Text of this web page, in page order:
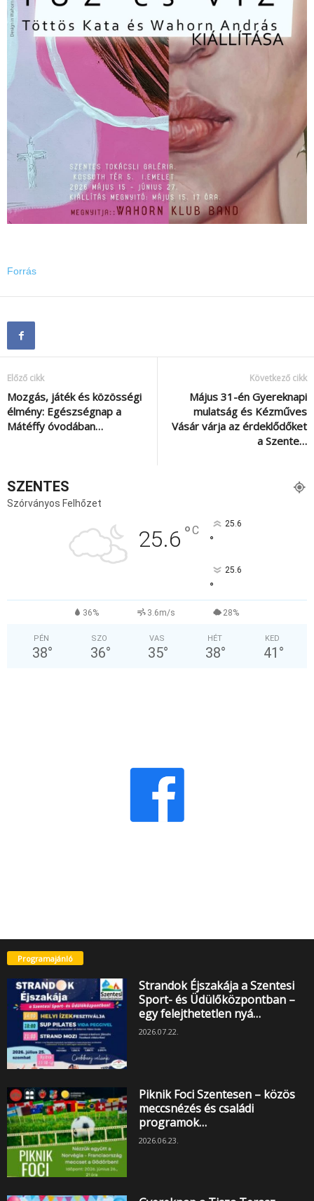
Forrás
Előző cikk
Mozgás, játék és közösségi
élmény: Egészségnap a
Mátéffy óvodában…
Következő cikk
Május 31-én Gyereknapi
mulatság és Kézműves
Vásár várja az érdeklődőket
a Szente…
SZENTES
Szórványos Felhőzet
25.6 °C 25.6
°
25.6
°
36% 3.6m/s 28%
PÉN
38°
SZO
36°
VAS
35°
HÉT
38°
KED
41 °
Programajánló
Strandok Éjszakája a Szentesi
Sport- és Üdülőközpontban –
egy felejthetetlen nyá…
2026.07.22.
Piknik Foci Szentesen – közös
meccsnézés és családi
programok…
2026.06.23.